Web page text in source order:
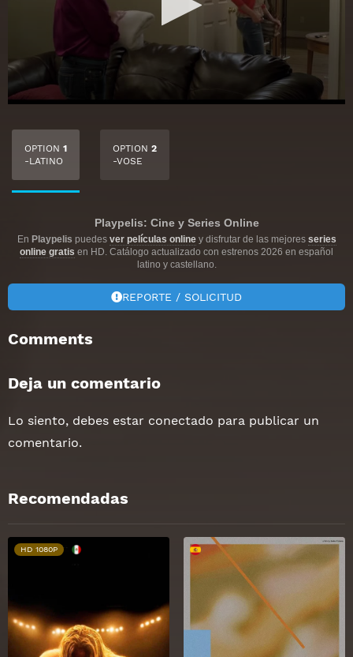
OPTION 1
-LATINO
OPTION 2
-VOSE
Playpelis: Cine y Series Online
En Playpelis puedes ver películas onliney disfrutar de las mejores series
online gratis en HD. Catálogo actualizado con estrenos 2026 en español
latino y castellano.
REPORTE / SOLICITUD
Comments
Deja un comentario
Lo siento, debes estar conectado para publicar un
comentario.
Recomendadas
HD 1080P